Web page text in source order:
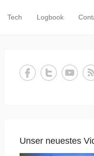
Tech Logbook
Unser neuestes